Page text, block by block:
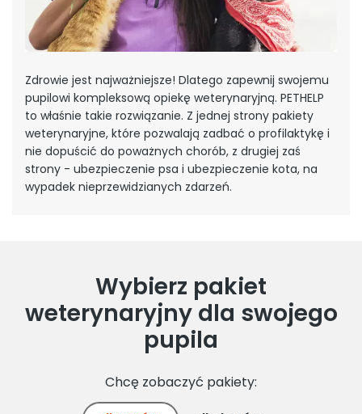
Zdrowie jest najważniejsze! Dlatego zapewnij swojemu
pupilowi kompleksową opiekę weterynaryjną. PETHELP
to właśnie takie rozwiązanie. Z jednej strony pakiety
weterynaryjne, które pozwalają zadbać o profilaktykę i
nie dopuścić do poważnych chorób, z drugiej zaś
strony - ubezpieczenie psa i ubezpieczenie kota, na
wypadek nieprzewidzianych zdarzeń.
Wybierz pakiet
weterynaryjny dla swojego
pupila
Chcę zobaczyć pakiety: